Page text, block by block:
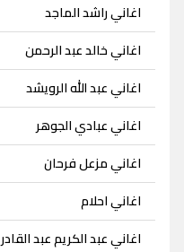
اغاني راشد الماجد
اغاني خالد عبد الرحمن
اغاني عبد الله الرويشد
اغاني عبادي الجوهر
اغاني مزعل فرحان
اغاني احلام
اغاني عبد الكريم عبد القادر